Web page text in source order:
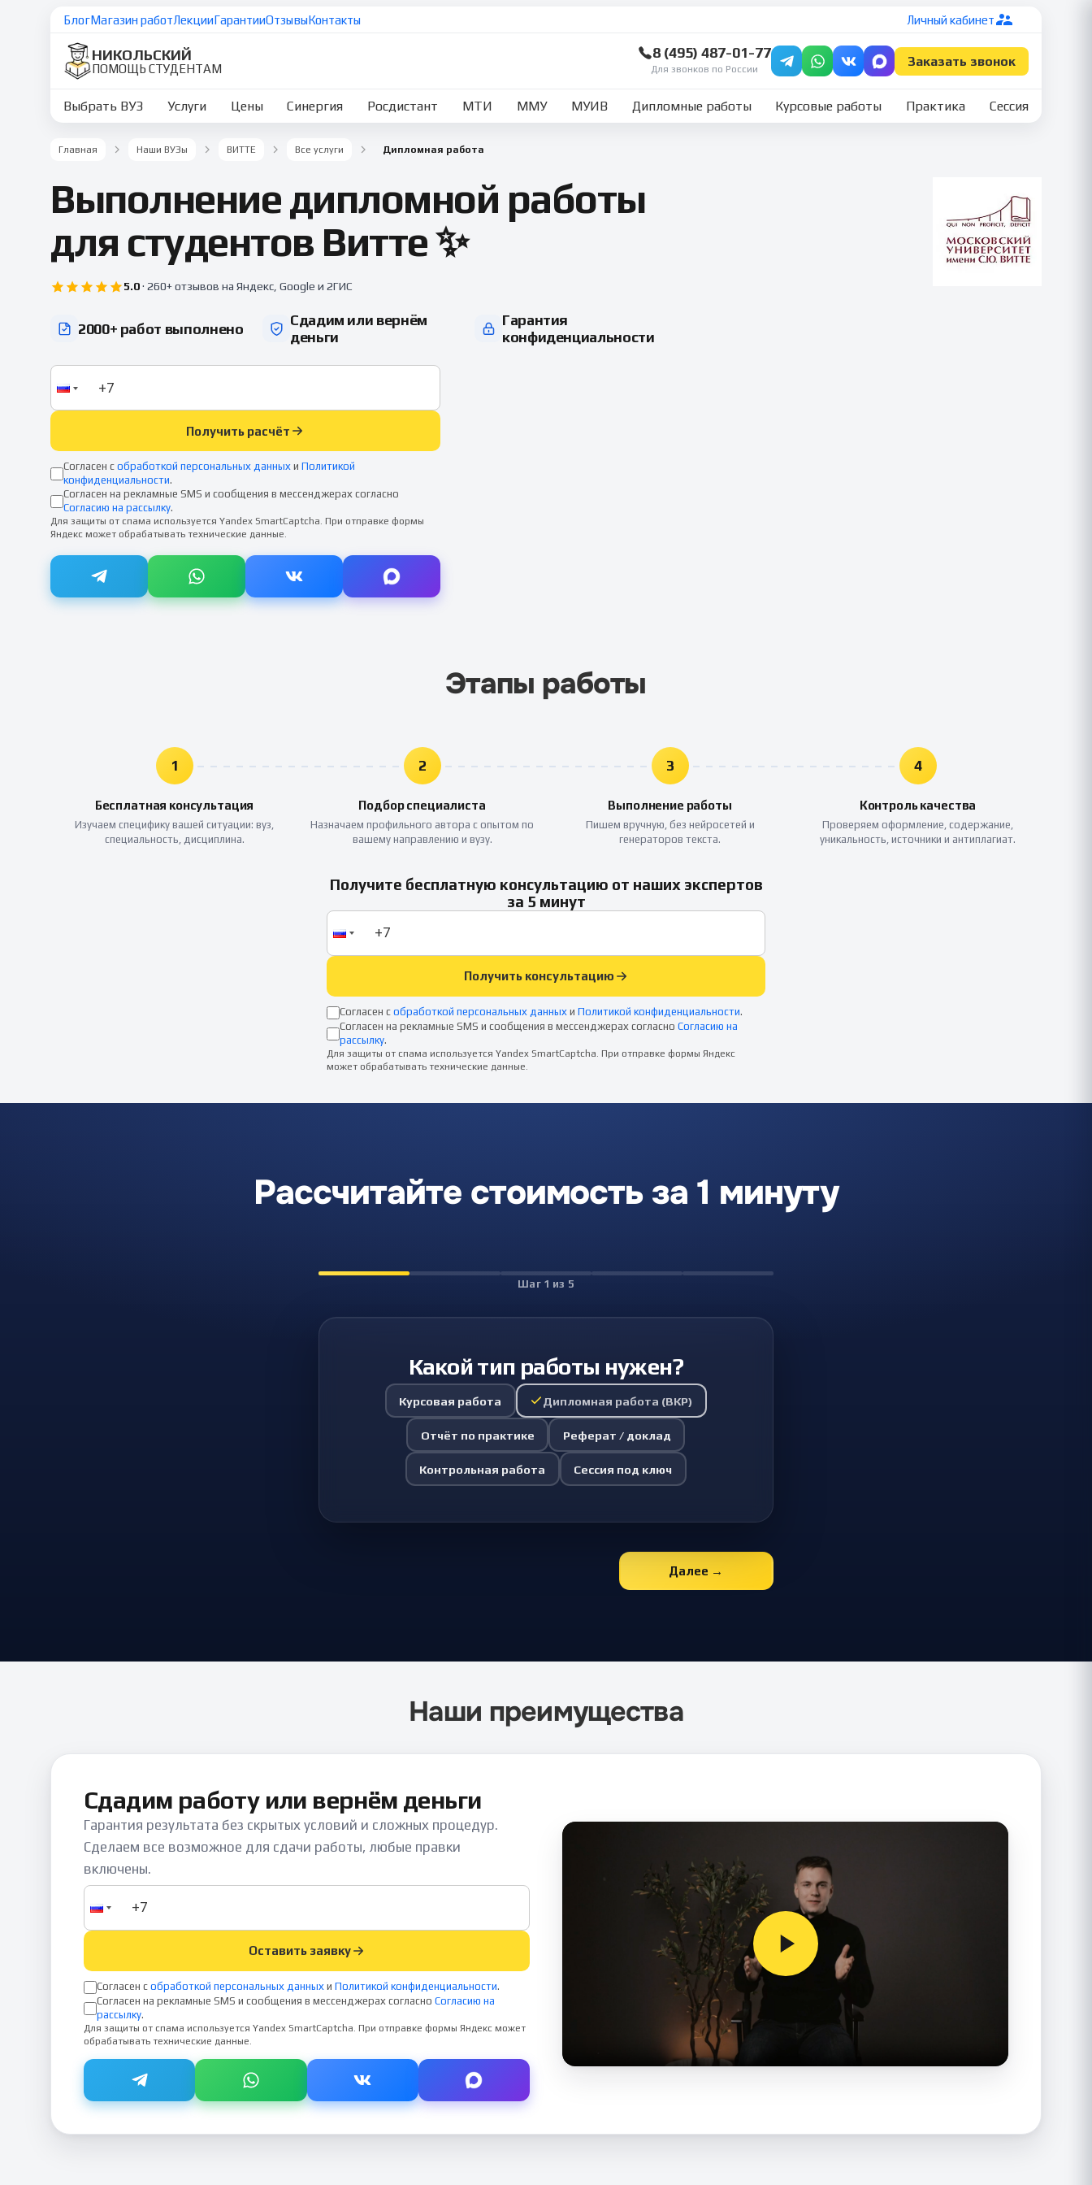
БлогМагазин работЛекцииГарантииОтзывыКонтакты Личный кабинет
НИКОЛЬСКИЙ
ПОМОЩЬ СТУДЕНТАМ
8 (495) 487-01-77
Для звонков по России
Заказать звонок
Выбрать ВУЗ Услуги Цены Синергия Росдистант МТИ ММУ МУИВ Дипломные работы Курсовые работы Практика Сессия
Главная Наши ВУЗы ВИТТЕ Все услуги Дипломная работа
Выполнение дипломной работы
для студентов Витте ✨
5.0· 260+ отзывов на Яндекс, Google и 2ГИС
2000+ работ выполнено
Сдадим или вернём
деньги
Гарантия
конфиденциальности
Получить расчёт
Согласен с обработкой персональных данных и Политикой
конфиденциальности.
Согласен на рекламные SMS и сообщения в мессенджерах согласно
Согласию на рассылку.
Для защиты от спама используется Yandex SmartCaptcha. При отправке формы
Яндекс может обрабатывать технические данные.
Этапы работы
1
Бесплатная консультация
Изучаем специфику вашей ситуации: вуз,
специальность, дисциплина.
2
Подбор специалиста
Назначаем профильного автора с опытом по
вашему направлению и вузу.
3
Выполнение работы
Пишем вручную, без нейросетей и
генераторов текста.
4
Контроль качества
Проверяем оформление, содержание,
уникальность, источники и антиплагиат.
Получите бесплатную консультацию от наших экспертов
за 5 минут
Получить консультацию
Согласен с обработкой персональных данных и Политикой конфиденциальности.
Согласен на рекламные SMS и сообщения в мессенджерах согласно Согласию на
рассылку.
Для защиты от спама используется Yandex SmartCaptcha. При отправке формы Яндекс
может обрабатывать технические данные.
Рассчитайте стоимость за 1 минуту
Шаг 1 из 5
Какой тип работы нужен?
Курсовая работа Дипломная работа (ВКР)
Отчёт по практике Реферат / доклад
Контрольная работа Сессия под ключ
Далее →
Наши преимущества
Сдадим работу или вернём деньги
Гарантия результата без скрытых условий и сложных процедур.
Сделаем все возможное для сдачи работы, любые правки
включены.
Оставить заявку
Согласен с обработкой персональных данных и Политикой конфиденциальности.
Согласен на рекламные SMS и сообщения в мессенджерах согласно Согласию на
рассылку.
Для защиты от спама используется Yandex SmartCaptcha. При отправке формы Яндекс может
обрабатывать технические данные.